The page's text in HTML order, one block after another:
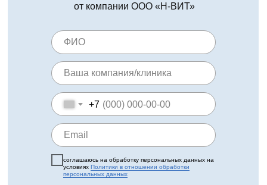
от компании ООО «Н-ВИТ»
+7
соглашаюсь на обработку персональных данных на
условиях Политики в отношении обработки
персональных данных